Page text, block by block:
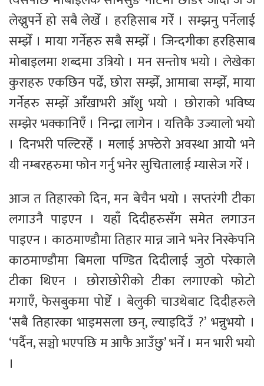
लेख्नुपर्ने हो सबै लेखेँ । हरहिसाब गरेँ । सम्झनु पर्नेलाई
सम्झेँ । माया गर्नेहरु सबै सम्झेँ । जिन्दगीका हरहिसाब
मोबाइलमा शब्दमा उत्रियो । मन सन्तोष भयो । लेखेका
कुराहरु एकछिन पढेँ, छोरा सम्झेँ, आमाबा सम्झेँ, माया
गर्नेहरु सम्झेँ आँखाभरी आँशु भयो । छोराको भविष्य
सम्झेर भक्कानिएँ । निन्द्रा लागेन । यत्तिकै उज्यालो भयो
। दिनभरी पल्टिरहेँ । मलाई अफ्ठेरो अवस्था आयोे भने
यी नम्बरहरुमा फोन गर्नु भनेर सुचितालाई म्यासेज गरेँ ।
आज त तिहारको दिन, मन बेचैन भयो । सप्तरंगी टीका
लगाउनै पाइएन । यहाँ दिदीहरुसँग समेत लगाउन
पाइएन । काठमाण्डौमा तिहार मान्न जाने भनेर निस्केपनि
काठमाण्डौमा बिमला पण्डित दिदीलाई जुठो परेकाले
टीका थिएन । छोराछोरीको टीका लगाएको फोटो
मगाएँ, फेसबुकमा पोष्टेँ । बेलुकी चाउथेबाट दिदीहरुले
‘सबै तिहारका भाइमसला छन्, ल्याइदिउँ ?’ भन्नुभयो ।
‘पर्दैन, सञ्चो भएपछि म आफै आउँछु’ भनेँ । मन भारी भयो
।